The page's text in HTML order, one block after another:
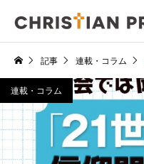
記事 連載・コラム
連載・コラム